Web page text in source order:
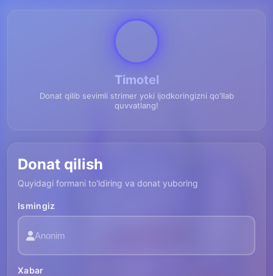
Timotel
Donat qilib sevimli strimer yoki ijodkoringizni qo'llab
quvvatlang!
Donat qilish
Quyidagi formani to'ldiring va donat yuboring
Ismingiz
Xabar